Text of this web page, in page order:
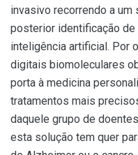
invasivo recorrendo a
posterior identificação
inteligência artificial. Por
digitais biomoleculares
porta à medicina
tratamentos mais
daquele grupo de
esta solução tem quer